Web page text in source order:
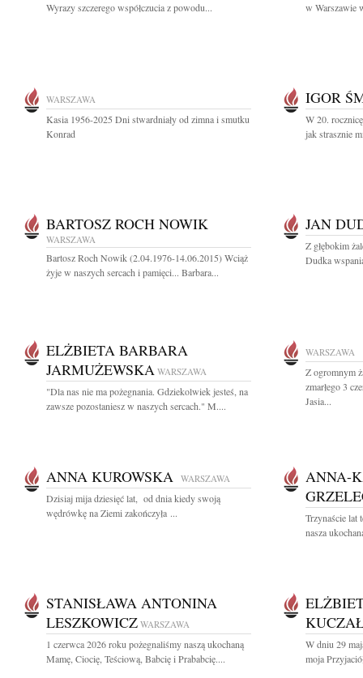
Wyrazy szczerego współczucia z powodu...
w Warszawie
WARSZAWA
Kasia 1956-2025 Dni stwardniały od zimna i smutku
Konrad
IGOR
W 20.
jak strasznie
BARTOSZ ROCH NOWIK
WARSZAWA
Bartosz Roch Nowik (2.04.1976-14.06.2015) Wciąż
żyje w naszych sercach i pamięci... Barbara...
JAN
Z głębokim
Dudka
ELŻBIETA BARBARA
JARMUŻEWSKA WARSZAWA
"Dla nas nie ma pożegnania. Gdziekolwiek jesteś, na
zawsze pozostaniesz w naszych sercach." M....
WARSZAWA
Z ogromnym
zmarłego 3
Jasia...
ANNA KUROWSKA WARSZAWA
Dzisiaj mija dziesięć lat, od dnia kiedy swoją
wędrówkę na Ziemi zakończyła ...
ANNA-
Trzynaście lat
nasza
STANISŁAWA ANTONINA
LESZKOWICZ WARSZAWA
1 czerwca 2026 roku pożegnaliśmy naszą ukochaną
Mamę, Ciocię, Teściową, Babcię i Prababcię....
W dniu 29
moja